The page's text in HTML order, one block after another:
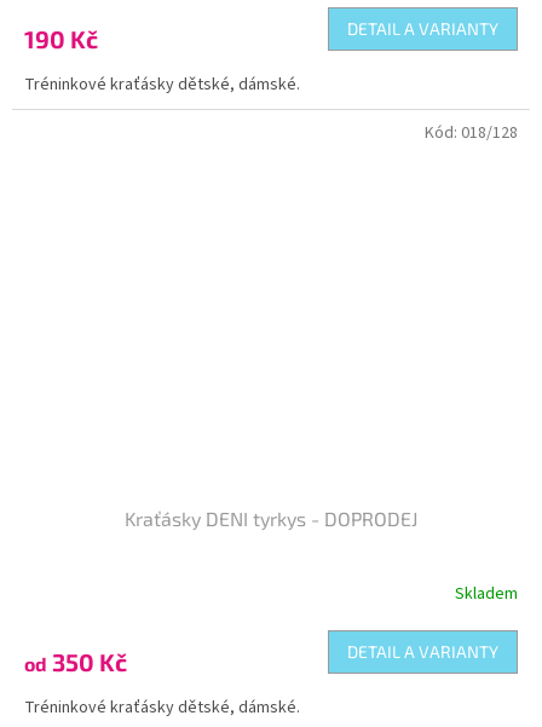
190 Kč DETAIL A VARIANTY
Tréninkové kraťásky dětské, dámské.
Kraťásky DENI tyrkys - DOPRODEJ
Skladem
od 350 Kč DETAIL A VARIANTY
Tréninkové kraťásky dětské, dámské.
Kód: 018/128